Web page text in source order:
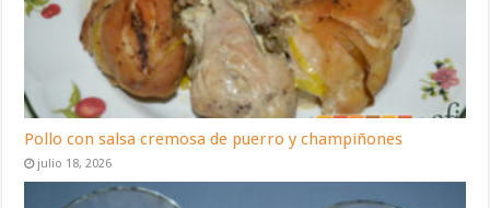
Pollo con salsa cremosa de puerro y champiñones
julio 18, 2026